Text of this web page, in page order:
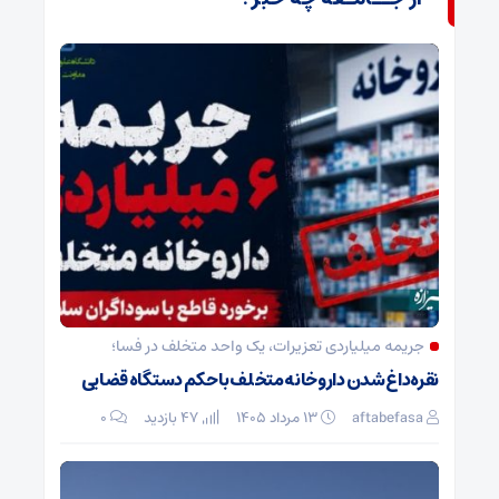
جریمه میلیاردی تعزیرات، یک واحد متخلف در فسا؛
نقره‌داغ شدن داروخانه متخلف با حکم دستگاه قضایی
aftabefasa ۰